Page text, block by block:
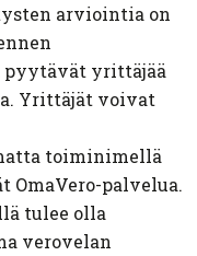
arviointia on
pyytävät yrittäjää
Yrittäjät voivat
toiminimellä
palvelua.
tulee olla
verovelan